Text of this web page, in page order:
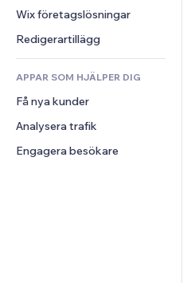
Crowdfunding
Mat och dryck
Nyheter
Banners och märken
Kalkylatorer
Sök
Väder
Diagram och tabeller
Telefon
Community
Omdömen och recensioner
CRM
Wix företagslösningar
Redigerartillägg
APPAR SOM HJÄLPER DIG
Få nya kunder
Analysera trafik
Engagera besökare